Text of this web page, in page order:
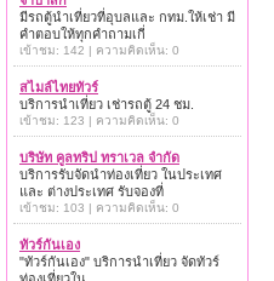
มีรถตู้นำเที่ยวที่อุบลและ กทม.ให้เช่า มี
คำตอบให้ทุกคำถามเกี่
เข้าชม: 142 | ความคิดเห็น: 0
สไมล์ไทยทัวร์
บริการนำเที่ยว เช่ารถตู้ 24 ชม.
เข้าชม: 123 | ความคิดเห็น: 0
บริษัท คูลทริป ทราเวล จำกัด
บริการรับจัดนำท่องเที่ยว ในประเทศ
และ ต่างประเทศ รับจองที่
เข้าชม: 103 | ความคิดเห็น: 0
ทัวร์กันเอง
"ทัวร์กันเอง" บริการนำเที่ยว จัดทัวร์